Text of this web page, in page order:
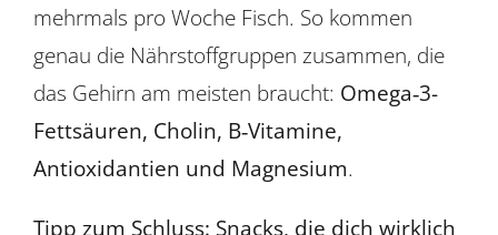
mehrmals pro Woche Fisch. So kommen
genau die Nährstoffgruppen zusammen, die
das Gehirn am meisten braucht: Omega‑3-
Fettsäuren, Cholin, B‑Vitamine,
Antioxidantien und Magnesium.
Tipp zum Schluss: Snacks, die dich wirklich